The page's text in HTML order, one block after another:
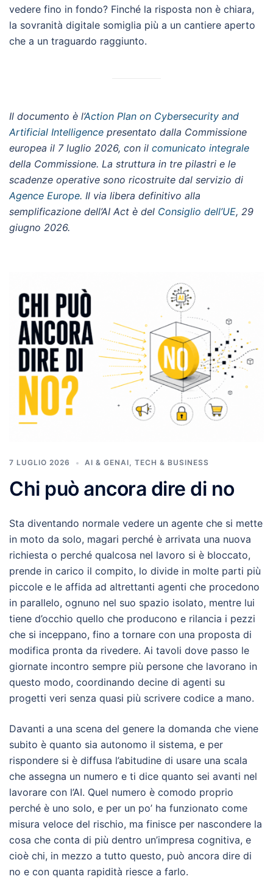
vedere fino in fondo? Finché la risposta non è chiara,
la sovranità digitale somiglia più a un cantiere aperto
che a un traguardo raggiunto.
Il documento è l’Action Plan on Cybersecurity and
Artificial Intelligence presentato dalla Commissione
europea il 7 luglio 2026, con il comunicato integrale
della Commissione. La struttura in tre pilastri e le
scadenze operative sono ricostruite dal servizio di
Agence Europe. Il via libera definitivo alla
semplificazione dell’AI Act è del Consiglio dell’UE, 29
giugno 2026.
7 LUGLIO 2026 AI & GENAI, TECH & BUSINESS
Chi può ancora dire di no
Sta diventando normale vedere un agente che si mette
in moto da solo, magari perché è arrivata una nuova
richiesta o perché qualcosa nel lavoro si è bloccato,
prende in carico il compito, lo divide in molte parti più
piccole e le affida ad altrettanti agenti che procedono
in parallelo, ognuno nel suo spazio isolato, mentre lui
tiene d’occhio quello che producono e rilancia i pezzi
che si inceppano, fino a tornare con una proposta di
modifica pronta da rivedere. Ai tavoli dove passo le
giornate incontro sempre più persone che lavorano in
questo modo, coordinando decine di agenti su
progetti veri senza quasi più scrivere codice a mano.
Davanti a una scena del genere la domanda che viene
subito è quanto sia autonomo il sistema, e per
rispondere si è diffusa l’abitudine di usare una scala
che assegna un numero e ti dice quanto sei avanti nel
lavorare con l’AI. Quel numero è comodo proprio
perché è uno solo, e per un po’ ha funzionato come
misura veloce del rischio, ma finisce per nascondere la
cosa che conta di più dentro un’impresa cognitiva, e
cioè chi, in mezzo a tutto questo, può ancora dire di
no e con quanta rapidità riesce a farlo.